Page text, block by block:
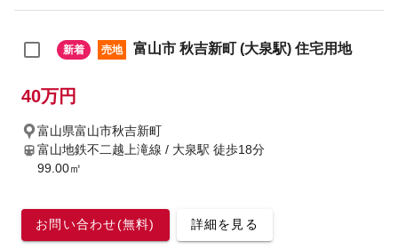
新着 売地 富山市 秋吉新町 (大泉駅) 住宅用地
40万円
富山県富山市秋吉新町
富山地鉄不二越上滝線 / 大泉駅 徒歩18分
99.00㎡
お問い合わせ(無料) 詳細を見る